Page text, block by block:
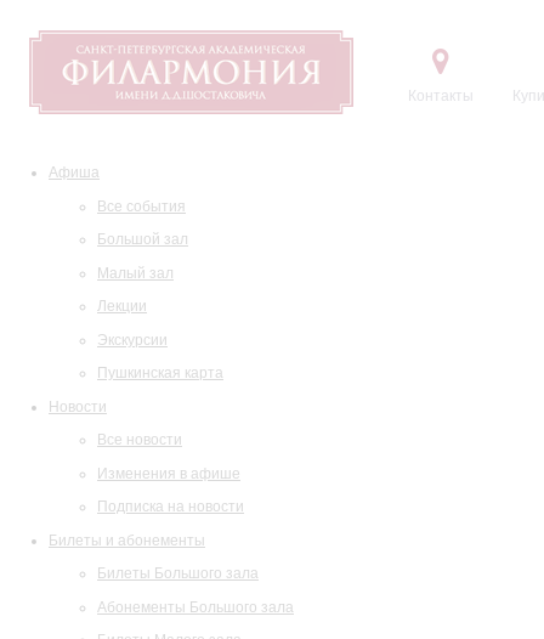
Контакты
Афиша
Все события
Большой зал
Малый зал
Лекции
Экскурсии
Пушкинская карта
Новости
Все новости
Изменения в афише
Подписка на новости
Билеты и абонементы
Билеты Большого зала
Абонементы Большого зала